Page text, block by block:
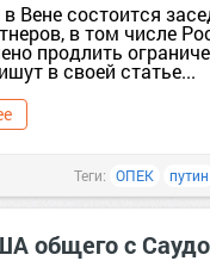
Вене состоится
в том числе
продлить
в своей статье...
Теги: ОПЕК путин
общего с